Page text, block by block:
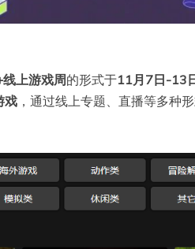
上游戏周的形式于11月7日-13
戏 ，通过线上专题、直播等多种